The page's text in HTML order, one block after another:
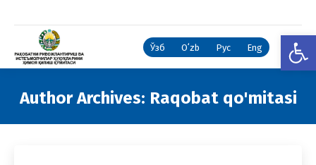
Ўзб Oʻzb Рус Eng
Author Archives: Raqobat qo'mitasi